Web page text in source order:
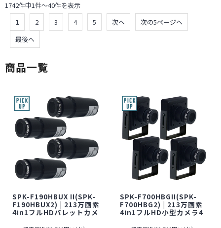
1742件中1件～40件を表示
1
2 3 4 5 次へ
次の5ページへ
最後へ
商品一覧
SPK-F190HBUX II(SPK-
F190HBUX2) | 213万画素
4in1フルHDバレットカメ
SPK-F700HBGII(SPK-
F700HBG2) | 213万画素
4in1フルHD小型カメラ4